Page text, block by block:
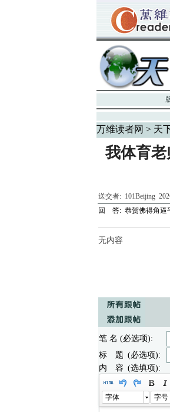
万维读者网 > 天
我体育
送交者: 101Beijing
回 答: 恭贺佛得角逼
无内容
笔 名 (必选项):
标 题 (必选项):
内 容 (选填项):
字体 字号